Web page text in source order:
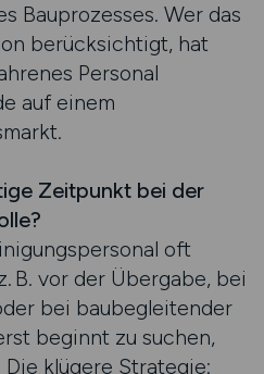
Bauprozesses. Wer das
berücksichtigt, hat
Personal
auf einem
Zeitpunkt bei der
oft
B. vor der Übergabe, bei
bei baubegleitender
beginnt zu suchen,
klügere Strategie: